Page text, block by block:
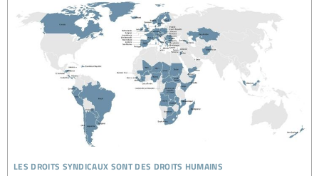
les droits syndicaux sont des droits humains